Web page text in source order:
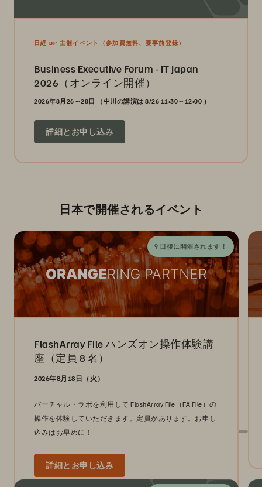
日経 BP 主催イベント（参加費無料、要事前登録）
Business Executive Forum - IT Japan
2026（オンライン開催）
2026年8月26～28日 （中川の講演は 8/26 11:30～12:00 ）
詳細とお申し込み
日本で開催されるイベント
9 日後に開催されます！
FlashArray File ハンズオン操作体験講
座（定員 8 名）
2026年8月18日（火）
バーチャル・ラボを利用して FlashArray File（FA File）の
操作を体験していただきます。定員があります。お申し
込みはお早めに！
詳細とお申し込み
グローバル・イベント